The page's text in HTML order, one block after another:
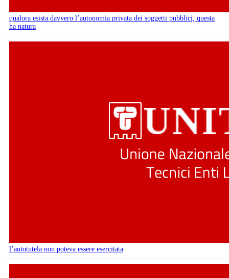
qualora esista davvero l’autonomia privata dei soggetti pubblici, questa
ha natura
l’autotutela non poteva essere esercitata